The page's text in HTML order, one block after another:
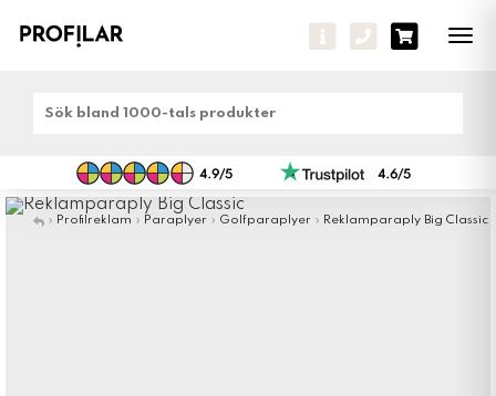
» Profilreklam » Paraplyer » Golfparaplyer » Reklamparaply Big Classic